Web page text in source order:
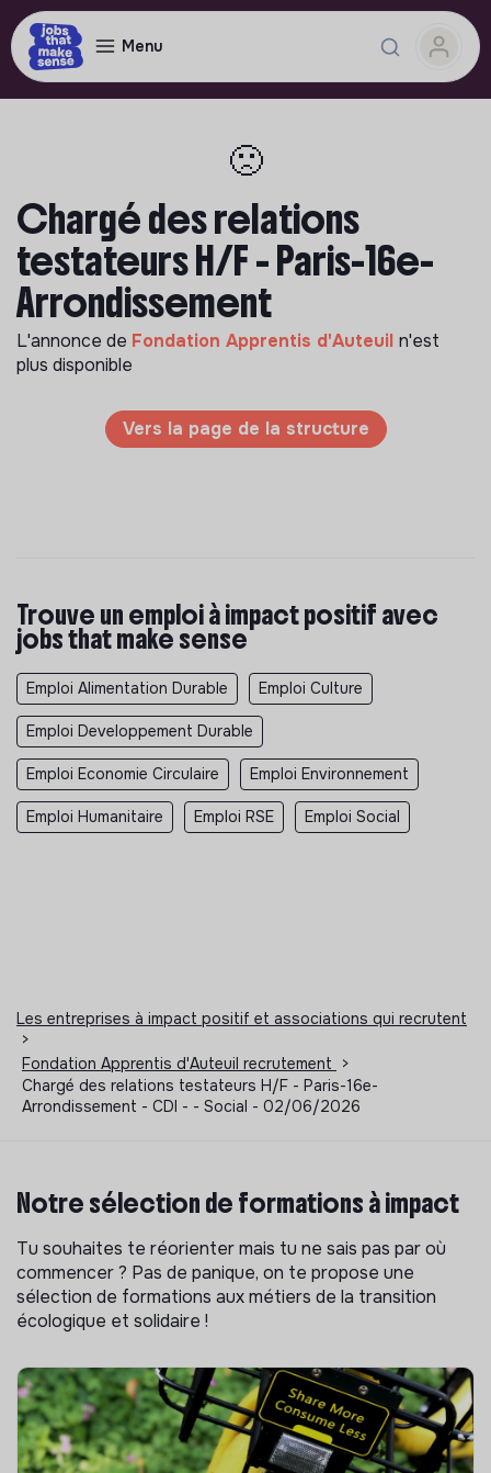
Menu
🙁
Chargé des relations
testateurs H/F - Paris-16e-
Arrondissement
L'annonce de Fondation Apprentis d'Auteuil n'est
plus disponible
Vers la page de la structure
Trouve un emploi à impact positif avec
jobs that make sense
Emploi Alimentation Durable Emploi Culture
Emploi Developpement Durable
Emploi Economie Circulaire Emploi Environnement
Emploi Humanitaire Emploi RSE Emploi Social
Les entreprises à impact positif et associations qui recrutent
>
Fondation Apprentis d'Auteuil recrutement
>
Chargé des relations testateurs H/F - Paris-16e-
Arrondissement - CDI - - Social - 02/06/2026
Notre sélection de formations à impact
Tu souhaites te réorienter mais tu ne sais pas par où
commencer ? Pas de panique, on te propose une
sélection de formations aux métiers de la transition
écologique et solidaire !